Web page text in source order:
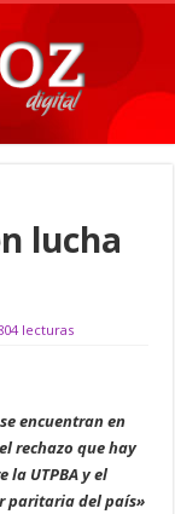
lucha
lecturas
encuentran en
rechazo que hay
la UTPBA y el
paritaria del país»